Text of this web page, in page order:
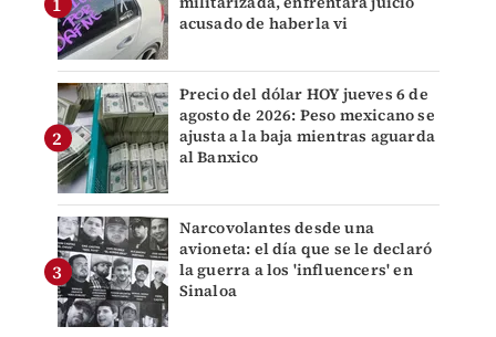
acusado de haberla vi
Precio del dólar HOY jueves 6 de
agosto de 2026: Peso mexicano se
ajusta a la baja mientras aguarda
al Banxico
Narcovolantes desde una
avioneta: el día que se le declaró
la guerra a los 'influencers' en
Sinaloa